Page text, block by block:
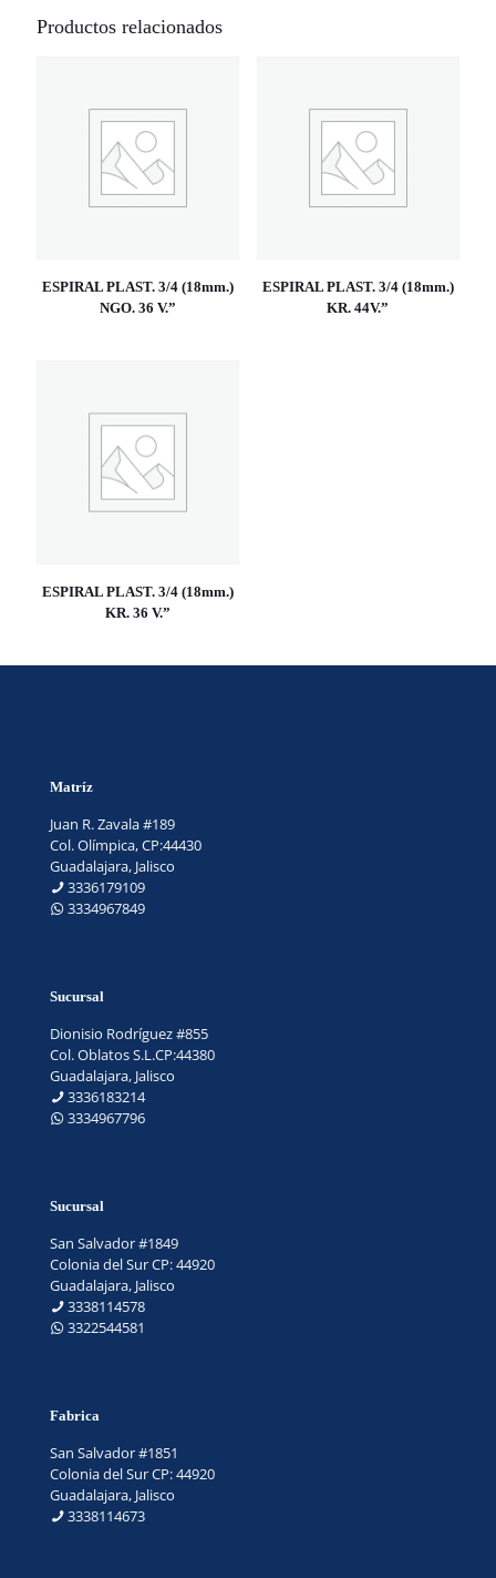
Productos relacionados
ESPIRAL PLAST. 3/4 (18mm.)
NGO. 36 V.”
ESPIRAL PLAST. 3/4 (18mm.)
KR. 44V.”
ESPIRAL PLAST. 3/4 (18mm.)
KR. 36 V.”
Matríz
Juan R. Zavala #189
Col. Olímpica, CP:44430
Guadalajara, Jalisco
3336179109
3334967849
Sucursal
Dionisio Rodríguez #855
Col. Oblatos S.L.CP:44380
Guadalajara, Jalisco
3336183214
3334967796
Sucursal
San Salvador #1849
Colonia del Sur CP: 44920
Guadalajara, Jalisco
3338114578
3322544581
Fabrica
San Salvador #1851
Colonia del Sur CP: 44920
Guadalajara, Jalisco
3338114673